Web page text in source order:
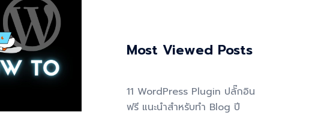
Most Viewed Posts
11 WordPress Plugin ปลั๊กอิน
ฟรี แนะนำสำหรับทำ Blog ปี